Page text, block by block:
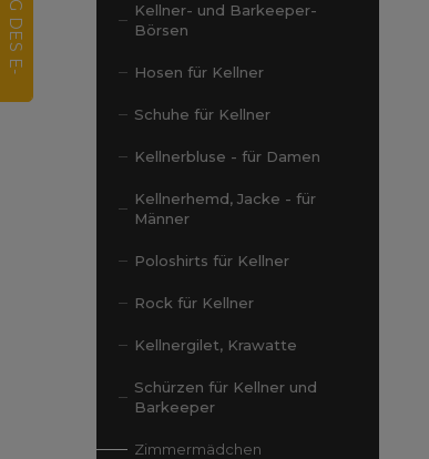
Kellner- und Barkeeper-
Börsen
Hosen für Kellner
Schuhe für Kellner
Kellnerbluse - für Damen
Kellnerhemd, Jacke - für
Männer
Poloshirts für Kellner
Rock für Kellner
Kellnergilet, Krawatte
Schürzen für Kellner und
Barkeeper
Zimmermädchen